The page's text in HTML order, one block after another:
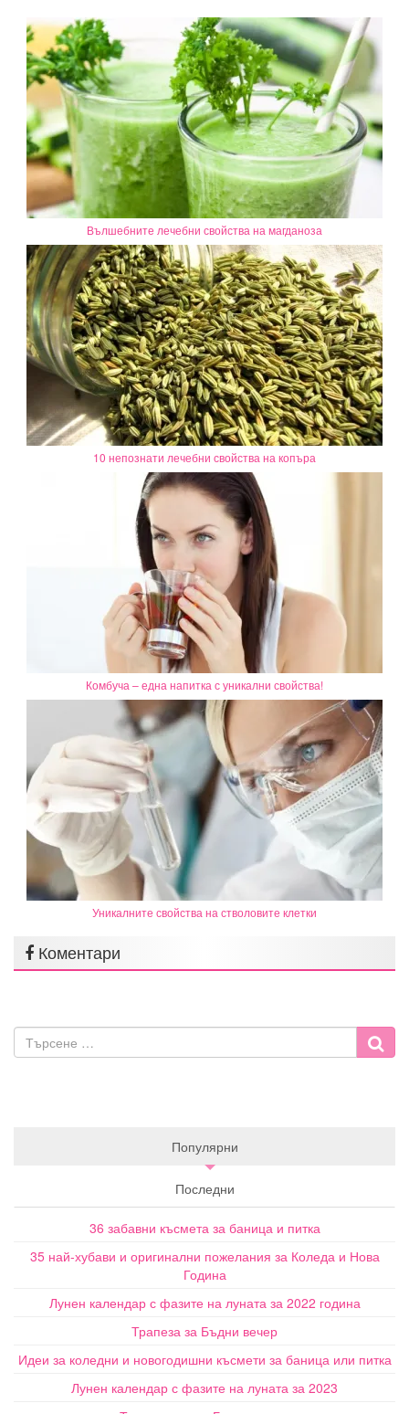
Вълшебните лечебни свойства на магданоза
10 непознати лечебни свойства на копъра
Комбуча – една напитка с уникални свойства!
Уникалните свойства на стволовите клетки
Коментари
Популярни
Последни
36 забавни късмета за баница и питка
35 най-хубави и оригинални пожелания за Коледа и Нова
Година
Лунен календар с фазите на луната за 2022 година
Трапеза за Бъдни вечер
Идеи за коледни и новогодишни късмети за баница или питка
Лунен календар с фазите на луната за 2023